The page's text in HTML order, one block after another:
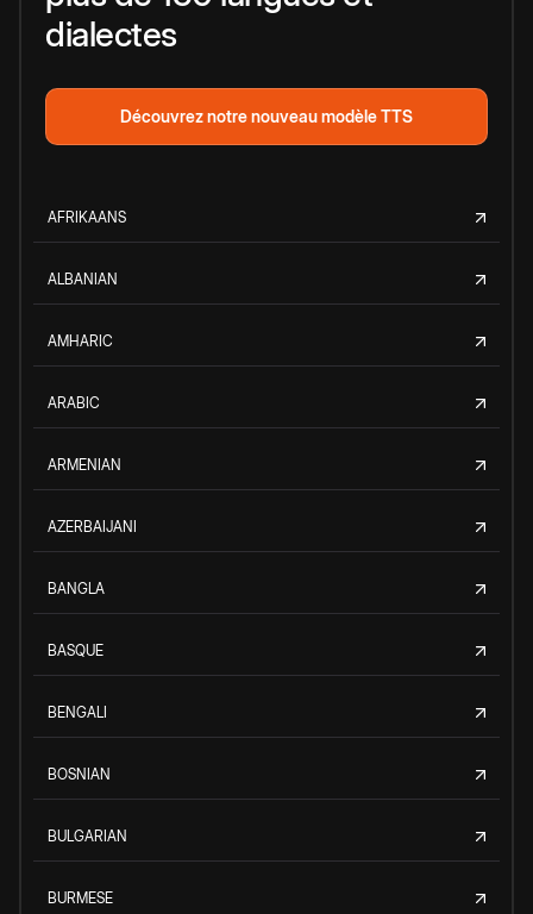
dialectes
Découvrez notre nouveau modèle TTS
AFRIKAANS
ALBANIAN
AMHARIC
ARABIC
ARMENIAN
AZERBAIJANI
BANGLA
BASQUE
BENGALI
BOSNIAN
BULGARIAN
BURMESE